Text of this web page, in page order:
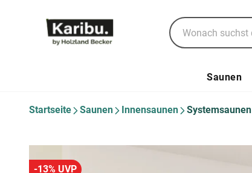
Saunen
Startseite Saunen Innensaunen Systemsaunen
-13% UVP